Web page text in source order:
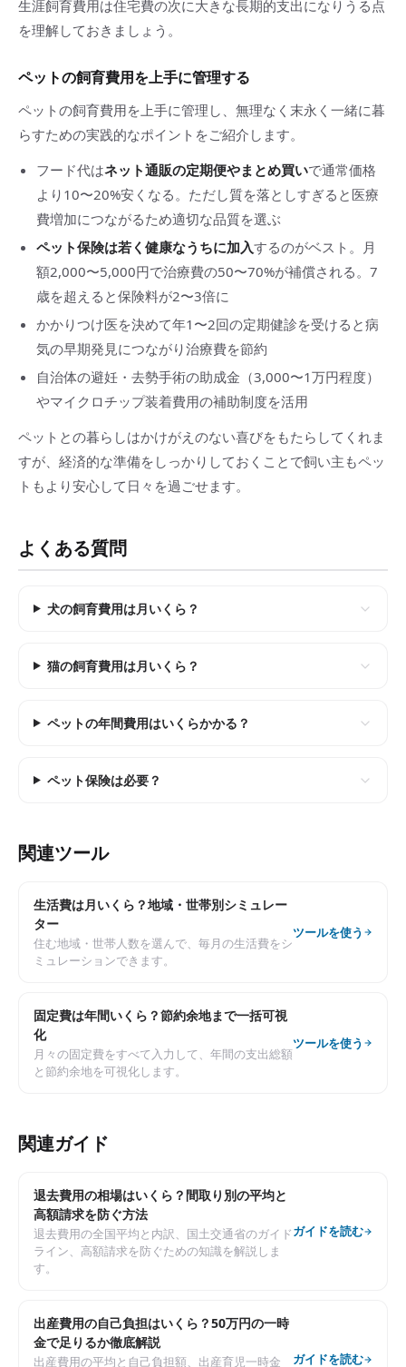
生涯飼育費用は住宅費の次に大きな長期的支出になりうる点
を理解しておきましょう。
ペットの飼育費用を上手に管理する
ペットの飼育費用を上手に管理し、無理なく末永く一緒に暮
らすための実践的なポイントをご紹介します。
フード代はネット通販の定期便やまとめ買いで通常価格
より10〜20%安くなる。ただし質を落としすぎると医療
費増加につながるため適切な品質を選ぶ
ペット保険は若く健康なうちに加入するのがベスト。月
額2,000〜5,000円で治療費の50〜70%が補償される。7
歳を超えると保険料が2〜3倍に
かかりつけ医を決めて年1〜2回の定期健診を受けると病
気の早期発見につながり治療費を節約
自治体の避妊・去勢手術の助成金（3,000〜1万円程度）
やマイクロチップ装着費用の補助制度を活用
ペットとの暮らしはかけがえのない喜びをもたらしてくれま
すが、経済的な準備をしっかりしておくことで飼い主もペッ
トもより安心して日々を過ごせます。
よくある質問
犬の飼育費用は月いくら？
猫の飼育費用は月いくら？
ペットの年間費用はいくらかかる？
ペット保険は必要？
関連ツール
生活費は月いくら？地域・世帯別シミュレー
ター
住む地域・世帯人数を選んで、毎月の生活費をシ
ミュレーションできます。
ツールを使う
固定費は年間いくら？節約余地まで一括可視
化
月々の固定費をすべて入力して、年間の支出総額
と節約余地を可視化します。
ツールを使う
関連ガイド
退去費用の相場はいくら？間取り別の平均と
高額請求を防ぐ方法
退去費用の全国平均と内訳、国土交通省のガイド
ライン、高額請求を防ぐための知識を解説しま
す。
ガイドを読む
出産費用の自己負担はいくら？50万円の一時
金で足りるか徹底解説
出産費用の平均と自己負担額、出産育児一時金
ガイドを読む